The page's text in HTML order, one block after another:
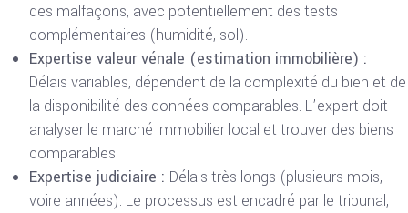
des malfaçons, avec potentiellement des tests
complémentaires (humidité, sol).
Expertise valeur vénale (estimation immobilière) :
Délais variables, dépendent de la complexité du bien et de
la disponibilité des données comparables. L’expert doit
analyser le marché immobilier local et trouver des biens
comparables.
Expertise judiciaire : Délais très longs (plusieurs mois,
voire années). Le processus est encadré par le tribunal,